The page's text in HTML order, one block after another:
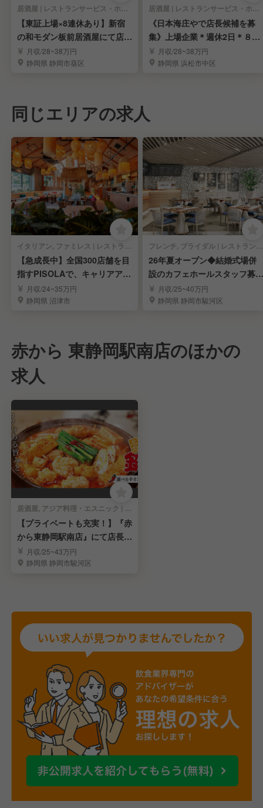
居酒屋 | レストランサービス・ホールスタッフ
【東証上場×8連休あり】新宿
の和モダン板前居酒屋にて店舗
スタッフ募集
月収/28~38万円
静岡県 静岡市葵区
居酒屋 | レストランサービス・ホールスタッフ
《日本海庄やで店長候補を募
集》上場企業＊週休2日＊８連
休あり＊福利厚生充実
月収/28~38万円
静岡県 浜松市中区
同じエリアの求人
イタリアン, ファミレス | レストランサービス・ホールスタッフ
【急成長中】全国300店舗を目
指すPISOLAで、キャリアアッ
プを目指す！
月収/24~35万円
静岡県 沼津市
フレンチ, ブライダル | レストランサービス・ホールスタッフ
26年夏オープン◆結婚式場併
設のカフェホールスタッフ募
集！◆福利厚生充実
月収/25~40万円
静岡県 静岡市駿河区
赤から 東静岡駅南店のほかの
求人
居酒屋, アジア料理・エスニック | 店長・店長候補
【プライベートも充実！】『赤
から東静岡駅南店』にて店長候
補募集！
月収/25~43万円
静岡県 静岡市駿河区